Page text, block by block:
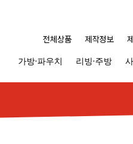
전체상품 제작정보
가방·파우치 리빙·주방